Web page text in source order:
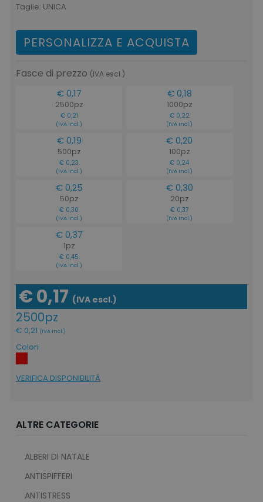
Taglie: UNICA
PERSONALIZZA E ACQUISTA
Fasce di prezzo (IVA escl.)
€ 0,17
2500pz
€ 0,21
(IVA incl.)
€ 0,18
1000pz
€ 0,22
(IVA incl.)
€ 0,19
500pz
€ 0,23
(IVA incl.)
€ 0,20
100pz
€ 0,24
(IVA incl.)
€ 0,25
50pz
€ 0,30
(IVA incl.)
€ 0,30
20pz
€ 0,37
(IVA incl.)
€ 0,37
1pz
€ 0,45
(IVA incl.)
€ 0,17 (IVA escl.)
2500pz
€ 0,21 (IVA incl.)
Colori
VERIFICA DISPONIBILITÁ
ALTRE CATEGORIE
ALBERI DI NATALE
ANTISPIFFERI
ANTISTRESS